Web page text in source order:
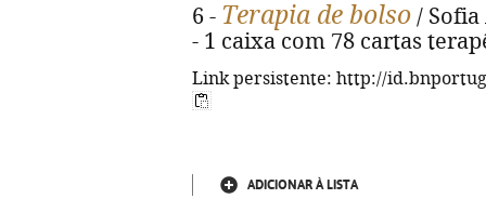
6 - Terapia de bolso / Sofia
- 1 caixa com 78 cartas
Link persistente: http://
ADICIONAR À LISTA